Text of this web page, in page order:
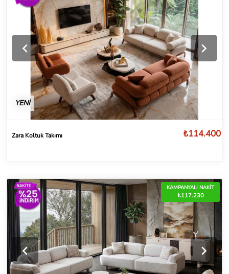
YENİ
Zara Koltuk Takımı ₺114.400
KAMPANYALI NAKİT
₺117.230